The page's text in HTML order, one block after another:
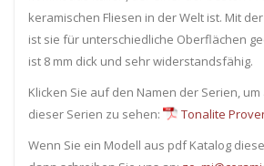
keramischen Fliesen in der Welt ist. Mit
ist sie für unterschiedliche Oberflächen
ist 8 mm dick und sehr widerstandsfähig.
Klicken Sie auf den Namen der Serien,
dieser Serien zu sehen:
Tonalite
Wenn Sie ein Modell aus pdf Katalog